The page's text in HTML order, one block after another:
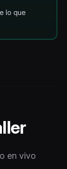
lo que
en vivo